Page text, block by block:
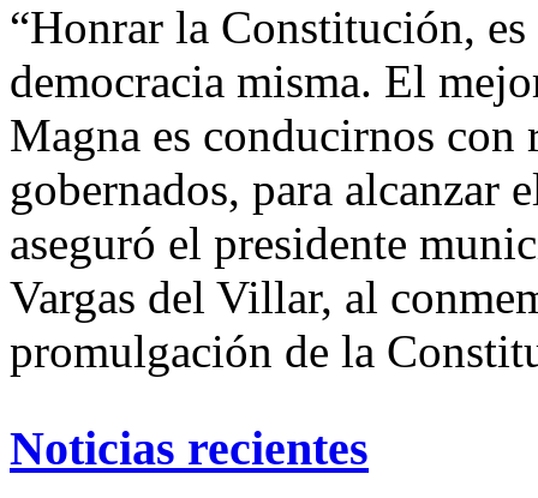
“Honrar la Constitución,
democracia misma. El
Magna es conducirnos con
gobernados, para alcanzar
aseguró el presidente
Vargas del Villar, al
promulgación de la
Noticias recientes